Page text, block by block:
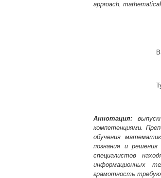
approach,
Аннотация:
компетенциями.
обучения
познания и
специалистов
информационных
грамотность